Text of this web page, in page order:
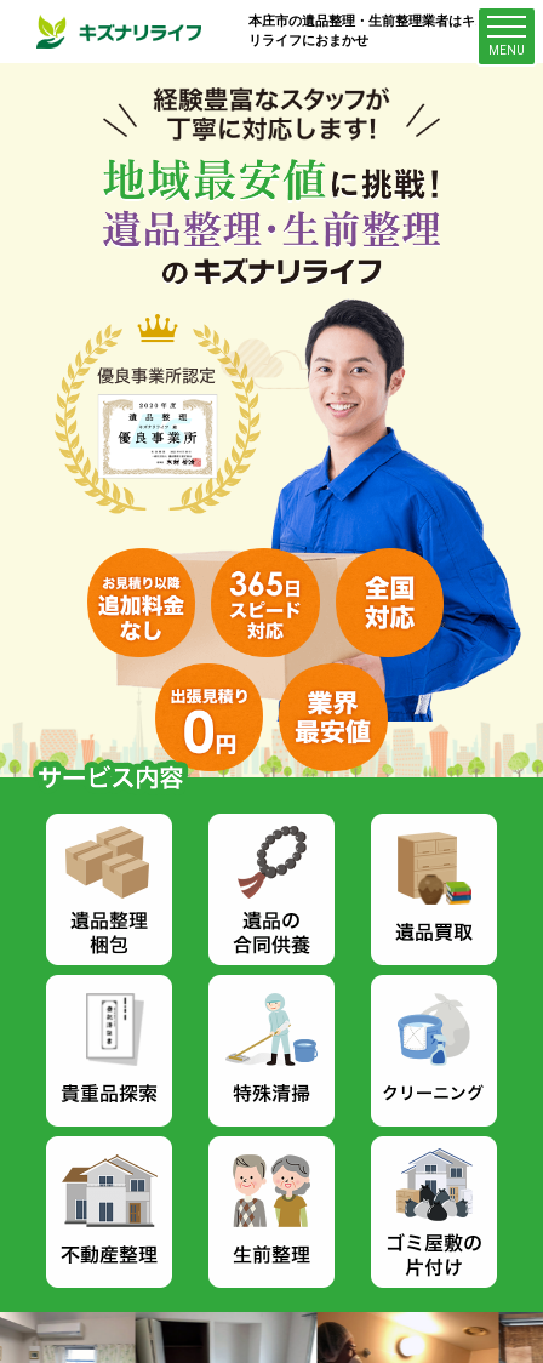
本庄市の遺品整理・生前整理業者はキズナ
リライフにおまかせ